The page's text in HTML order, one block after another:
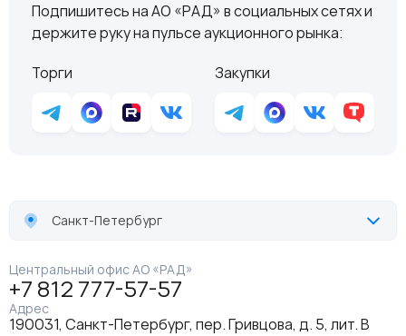
Подпишитесь на АО «РАД» в социальных сетях и
держите руку на пульсе аукционного рынка:
Торги
Закупки
Санкт-Петербург
Центральный офис АО «РАД»
+7 812 777-57-57
Адрес
190031, Санкт-Петербург, пер. Гривцова, д. 5, лит. В